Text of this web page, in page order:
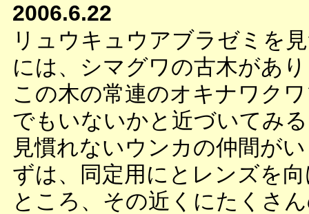
2006.6.22
リュウキュウアブラゼミを
には、シマグワの古木があ
この木の常連のオキナワク
でもいないかと近づいてみ
見慣れないウンカの仲間が
ずは、同定用にとレンズを
ところ、その近くにたくさ